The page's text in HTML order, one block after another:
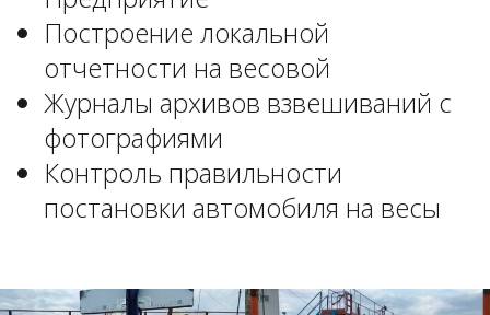
Построение локальной
отчетности на весовой
Журналы архивов взвешиваний с
фотографиями
Контроль правильности
постановки автомобиля на весы